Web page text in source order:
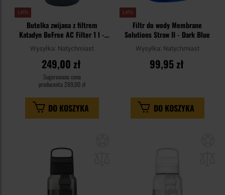
LATO
Butelka zwijana z filtrem
Katadyn BeFree AC Filter 1 l -
Slate Blue
Wysyłka: Natychmiast
249,00 zł
Sugerowana cena
producenta 289,00 zł
DO KOSZYKA
LATO
Filtr do wody Membrane
Solutions Straw II - Dark Blue
Wysyłka: Natychmiast
99,95 zł
DO KOSZYKA